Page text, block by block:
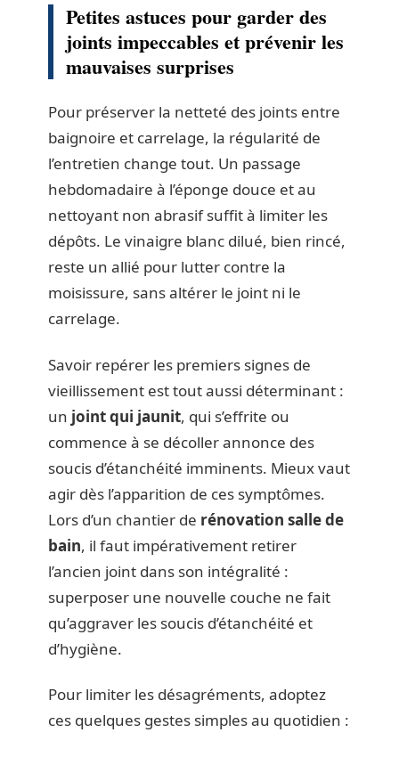
Petites astuces pour garder des
joints impeccables et prévenir les
mauvaises surprises
Pour préserver la netteté des joints entre
baignoire et carrelage, la régularité de
l’entretien change tout. Un passage
hebdomadaire à l’éponge douce et au
nettoyant non abrasif suffit à limiter les
dépôts. Le vinaigre blanc dilué, bien rincé,
reste un allié pour lutter contre la
moisissure, sans altérer le joint ni le
carrelage.
Savoir repérer les premiers signes de
vieillissement est tout aussi déterminant :
un joint qui jaunit, qui s’effrite ou
commence à se décoller annonce des
soucis d’étanchéité imminents. Mieux vaut
agir dès l’apparition de ces symptômes.
Lors d’un chantier de rénovation salle de
bain, il faut impérativement retirer
l’ancien joint dans son intégralité :
superposer une nouvelle couche ne fait
qu’aggraver les soucis d’étanchéité et
d’hygiène.
Pour limiter les désagréments, adoptez
ces quelques gestes simples au quotidien :